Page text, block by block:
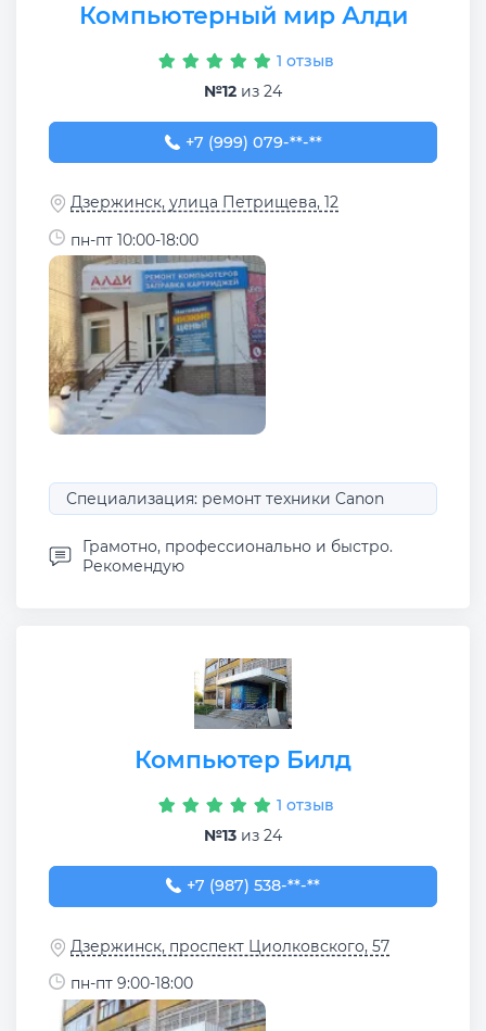
Компьютерный мир Алди
1 отзыв
№12 из 24
+7 (999) 079-57-86
+7 (999) 079-**-**
Дзержинск, улица Петрищева, 12
пн-пт 10:00-18:00
Специализация: ремонт техники Canon
Грамотно, профессионально и быстро.
Рекомендую
Компьютер Билд
1 отзыв
№13 из 24
+7 (987) 538-99-90
+7 (987) 538-**-**
Дзержинск, проспект Циолковского, 57
пн-пт 9:00-18:00